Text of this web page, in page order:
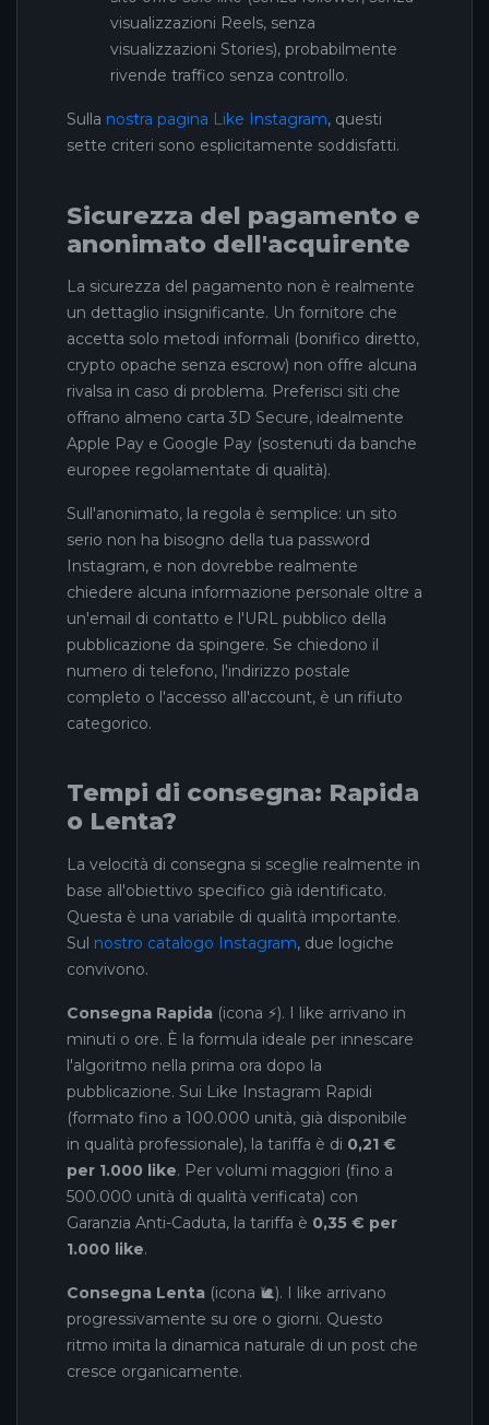
visualizzazioni Reels, senza
visualizzazioni Stories), probabilmente
rivende traffico senza controllo.
Sulla nostra pagina Like Instagram, questi
sette criteri sono esplicitamente soddisfatti.
Sicurezza del pagamento e
anonimato dell'acquirente
La sicurezza del pagamento non è realmente
un dettaglio insignificante. Un fornitore che
accetta solo metodi informali (bonifico diretto,
crypto opache senza escrow) non offre alcuna
rivalsa in caso di problema. Preferisci siti che
offrano almeno carta 3D Secure, idealmente
Apple Pay e Google Pay (sostenuti da banche
europee regolamentate di qualità).
Sull'anonimato, la regola è semplice: un sito
serio non ha bisogno della tua password
Instagram, e non dovrebbe realmente
chiedere alcuna informazione personale oltre a
un'email di contatto e l'URL pubblico della
pubblicazione da spingere. Se chiedono il
numero di telefono, l'indirizzo postale
completo o l'accesso all'account, è un rifiuto
categorico.
Tempi di consegna: Rapida
o Lenta?
La velocità di consegna si sceglie realmente in
base all'obiettivo specifico già identificato.
Questa è una variabile di qualità importante.
Sul nostro catalogo Instagram, due logiche
convivono.
Consegna Rapida (icona ⚡). I like arrivano in
minuti o ore. È la formula ideale per innescare
l'algoritmo nella prima ora dopo la
pubblicazione. Sui Like Instagram Rapidi
(formato fino a 100.000 unità, già disponibile
in qualità professionale), la tariffa è di 0,21 €
per 1.000 like. Per volumi maggiori (fino a
500.000 unità di qualità verificata) con
Garanzia Anti-Caduta, la tariffa è 0,35 € per
1.000 like.
Consegna Lenta (icona 🐌). I like arrivano
progressivamente su ore o giorni. Questo
ritmo imita la dinamica naturale di un post che
cresce organicamente.